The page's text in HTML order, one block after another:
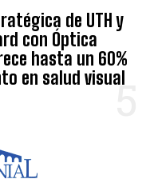
de UTH y
con Óptica
hasta un 60%
en salud visual